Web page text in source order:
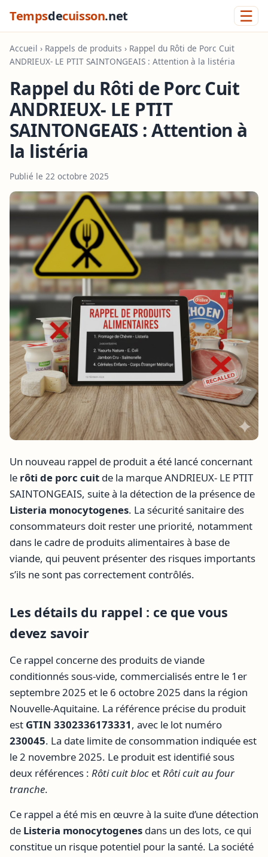
Tempsdecuisson.net ☰
Accueil › Rappels de produits › Rappel du Rôti de Porc Cuit
ANDRIEUX- LE PTIT SAINTONGEAIS : Attention à la listéria
Rappel du Rôti de Porc Cuit
ANDRIEUX- LE PTIT
SAINTONGEAIS : Attention à
la listéria
Publié le 22 octobre 2025
Un nouveau rappel de produit a été lancé concernant
le rôti de porc cuit de la marque ANDRIEUX- LE PTIT
SAINTONGEAIS, suite à la détection de la présence de
Listeria monocytogenes. La sécurité sanitaire des
consommateurs doit rester une priorité, notamment
dans le cadre de produits alimentaires à base de
viande, qui peuvent présenter des risques importants
s’ils ne sont pas correctement contrôlés.
Les détails du rappel : ce que vous
devez savoir
Ce rappel concerne des produits de viande
conditionnés sous-vide, commercialisés entre le 1er
septembre 2025 et le 6 octobre 2025 dans la région
Nouvelle-Aquitaine. La référence précise du produit
est GTIN 3302336173331, avec le lot numéro
230045. La date limite de consommation indiquée est
le 2 novembre 2025. Le produit est identifié sous
deux références : Rôti cuit bloc etRôti cuit au four
tranche.
Ce rappel a été mis en œuvre à la suite d’une détection
de Listeria monocytogenes dans un des lots, ce qui
constitue un risque potentiel pour la santé. La société